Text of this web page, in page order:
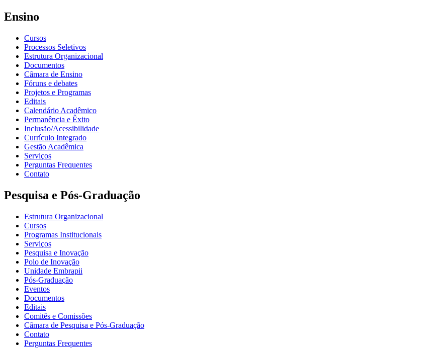
Ensino
Cursos
Processos Seletivos
Estrutura Organizacional
Documentos
Câmara de Ensino
Fóruns e debates
Projetos e Programas
Editais
Calendário Acadêmico
Permanência e Êxito
Inclusão/Acessibilidade
Currículo Integrado
Gestão Acadêmica
Serviços
Perguntas Frequentes
Contato
Pesquisa e Pós-Graduação
Estrutura Organizacional
Cursos
Programas Institucionais
Serviços
Pesquisa e Inovação
Polo de Inovação
Unidade Embrapii
Pós-Graduação
Eventos
Documentos
Editais
Comitês e Comissões
Câmara de Pesquisa e Pós-Graduação
Contato
Perguntas Frequentes